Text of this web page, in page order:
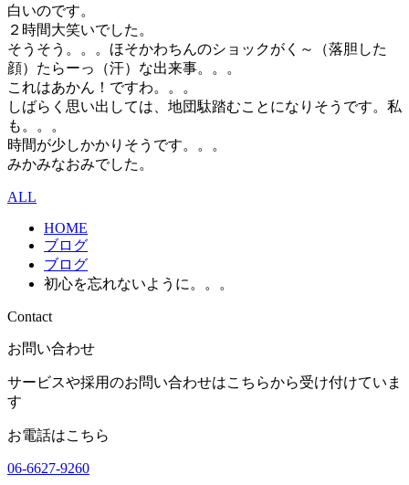
白いのです。
２時間大笑いでした。
そうそう。。。ほそかわちんのショックがく～（落胆した
顔）たらーっ（汗）な出来事。。。
これはあかん！ですわ。。。
しばらく思い出しては、地団駄踏むことになりそうです。私
も。。。
時間が少しかかりそうです。。。
みかみなおみでした。
ALL
HOME
ブログ
ブログ
初心を忘れないように。。。
Contact
お問い合わせ
サービスや採用のお問い合わせはこちらから受け付けていま
す
お電話はこちら
06-6627-9260